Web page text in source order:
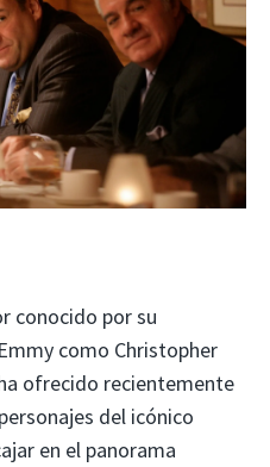
conocido por su
como Christopher
ofrecido recientemente
del icónico
en el panorama